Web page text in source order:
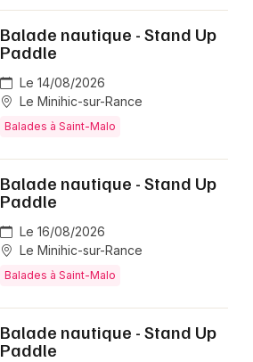
Balade nautique - Stand Up
Paddle
Le 14/08/2026
Le Minihic-sur-Rance
Balades à Saint-Malo
Balade nautique - Stand Up
Paddle
Le 16/08/2026
Le Minihic-sur-Rance
Balades à Saint-Malo
Balade nautique - Stand Up
Paddle